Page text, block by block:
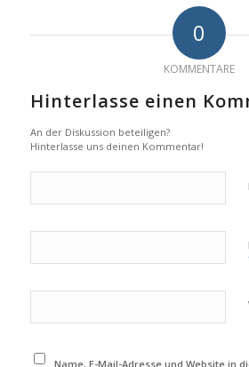
0
KOMMENTARE
Hinterlasse einen
An der Diskussion beteiligen?
Hinterlasse uns deinen Kommentar!
Name, E-Mail-Adresse und Website in